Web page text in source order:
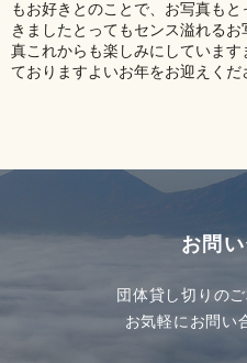
もお好きとのことで、お写真も
きましたとってもセンス溢れる
真これからも楽しみにしていま
ております️よいお年をお迎えくだ
お問
団体貸し切りの
お気軽にお問い